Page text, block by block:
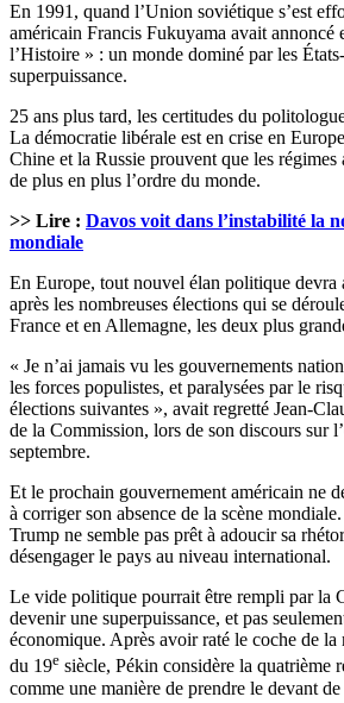
En 1991, quand l’Union soviétique s’est
américain Francis Fukuyama avait annoncé
l’Histoire » : un monde dominé par les
superpuissance.
25 ans plus tard, les certitudes du
La démocratie libérale est en crise en
Chine et la Russie prouvent que les
de plus en plus l’ordre du monde.
>> Lire : Davos voit dans l’instabilité la
mondiale
En Europe, tout nouvel élan politique devra
après les nombreuses élections qui se
France et en Allemagne, les deux plus
« Je n’ai jamais vu les gouvernements
les forces populistes, et paralysées par le
élections suivantes », avait regretté Jean-
de la Commission, lors de son discours sur
septembre.
Et le prochain gouvernement américain ne
à corriger son absence de la scène
Trump ne semble pas prêt à adoucir sa
désengager le pays au niveau international.
Le vide politique pourrait être rempli par la
devenir une superpuissance, et pas
économique. Après avoir raté le coche de
du 19e siècle, Pékin considère la quatrième
comme une manière de prendre le devant de